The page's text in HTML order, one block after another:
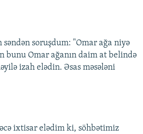
soruşdum: "Omar ağa niyə
bunu Omar ağanın daim at belində
izah elədin. Əsas məsələni
ixtisar elədim ki, söhbətimiz